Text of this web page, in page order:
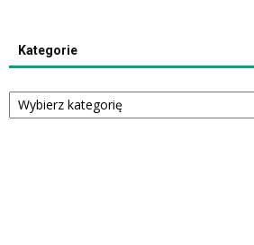
Kategorie
Kategorie